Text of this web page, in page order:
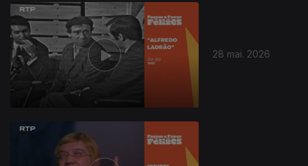
28 mai. 2026
930640